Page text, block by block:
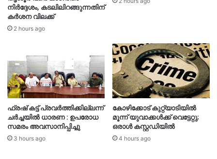
നിർദ്ദേശം, കടലിലിറങ്ങുന്നതിന്
കര്‍ശന വിലക്ക്
2 hours ago
ഫ്രഷ് കട്ട് പ്രവർത്തിക്കില്ലന്ന്
ചർച്ചയിൽ ധാരണ : ഉപരോധ
സമരം അവസാനിപ്പിച്ചു
3 hours ago
കോഴിക്കോട് കുറ്റ്യാടിയിൽ
മൂന്ന് യുവാക്കൾക്ക് വെട്ടേറ്റു;
ഒരാൾ കസ്റ്റഡിയിൽ
4 hours ago